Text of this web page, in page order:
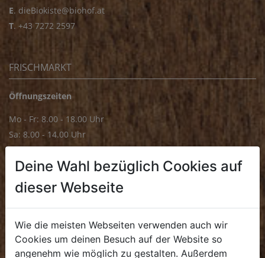
E. dieBiokiste@biohof.at
T. +43 7272 2597
FRISCHMARKT
Öffnungszeiten
Mo - Fr: 8.00 - 18.00 Uhr
Sa: 8.00 - 14.00 Uhr
Mo - Fr: 8.00 - 16.00 Uhr
. +43 7272 4859 70
Deine Wahl bezüglich Cookies auf
dieser Webseite
Wie die meisten Webseiten verwenden auch wir
Cookies um deinen Besuch auf der Website so
angenehm wie möglich zu gestalten. Außerdem